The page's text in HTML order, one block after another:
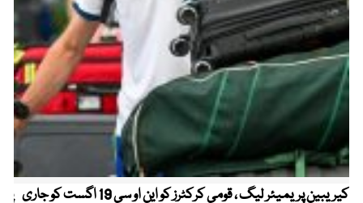
کیریبین پریمیئر لیگ ، قومی کرکٹرز کو این او سی 19 اگست کو جاری